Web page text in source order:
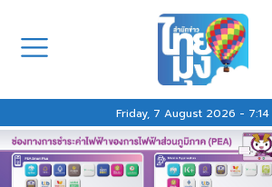
Friday, 7 August 2026 - 7:14